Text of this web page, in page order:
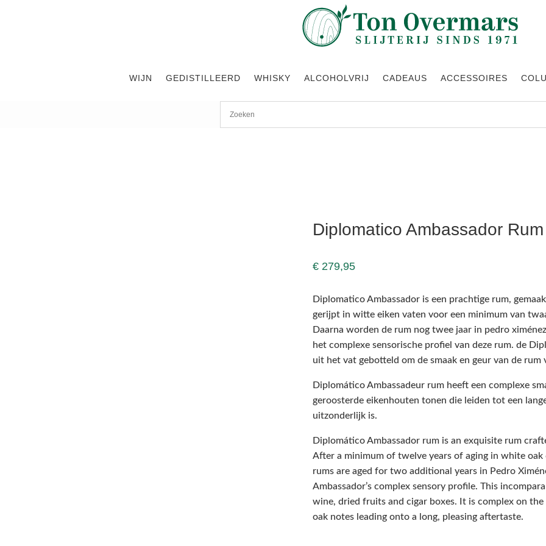
WIJN GEDISTILLEERD WHISKY ALCOHOLVRIJ CADEAUS ACCESSOIRES
Diplomatico Ambassador
€279,95
Diplomatico Ambassador is een prachtige rum,
gerijpt in witte eiken vaten voor een minimum van
Daarna worden de rum nog twee jaar in pedro
het complexe sensorische profiel van deze rum. de
uit het vat gebotteld om de smaak en geur van de
Diplomático Ambassadeur rum heeft een complexe
geroosterde eikenhouten tonen die leiden tot een
uitzonderlijk is.
Diplomático Ambassador rum is an exquisite rum
After a minimum of twelve years of aging in white
rums are aged for two additional years in Pedro
Ambassador’s complex sensory profile. This
wine, dried fruits and cigar boxes. It is complex on
oak notes leading onto a long, pleasing aftertaste.